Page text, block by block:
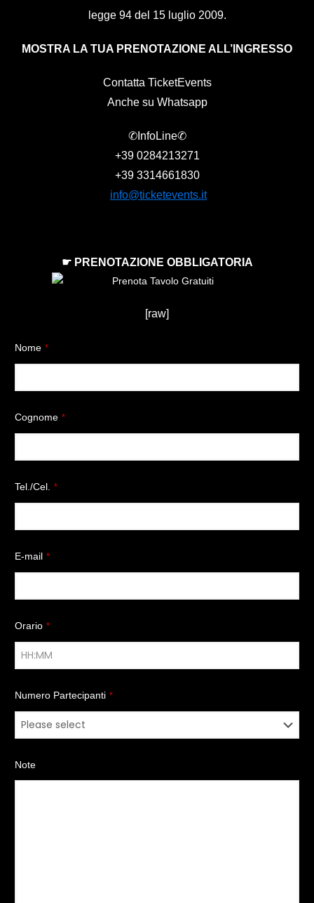
legge 94 del 15 luglio 2009.
MOSTRA LA TUA PRENOTAZIONE ALL’INGRESSO
Contatta TicketEvents
Anche su Whatsapp
✆InfoLine✆
+39 0284213271
+39 3314661830
info@ticketevents.it
☛ PRENOTAZIONE OBBLIGATORIA
[raw]
Nome *
Cognome *
Tel./Cel. *
E-mail *
Orario *
Numero Partecipanti *
Note